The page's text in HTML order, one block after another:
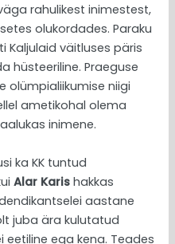
rahulikest inimestest,
olukordades. Paraku
Kaljulaid väitluses päris
hüsteeriline. Praeguse
olümpialiikumise niigi
ametikohal olema
inimene.
ka KK tuntud
Alar Karis hakkas
aastane
juba ära kulutatud
eetiline ega kena. Teades